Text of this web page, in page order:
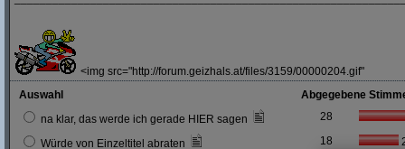
<img src="http://forum.geizhals.at/files/3159/00000204.gif"
Auswahl
Abgegebene
na klar, das werde ich gerade HIER sagen
28
Würde von Einzeltitel abraten 18